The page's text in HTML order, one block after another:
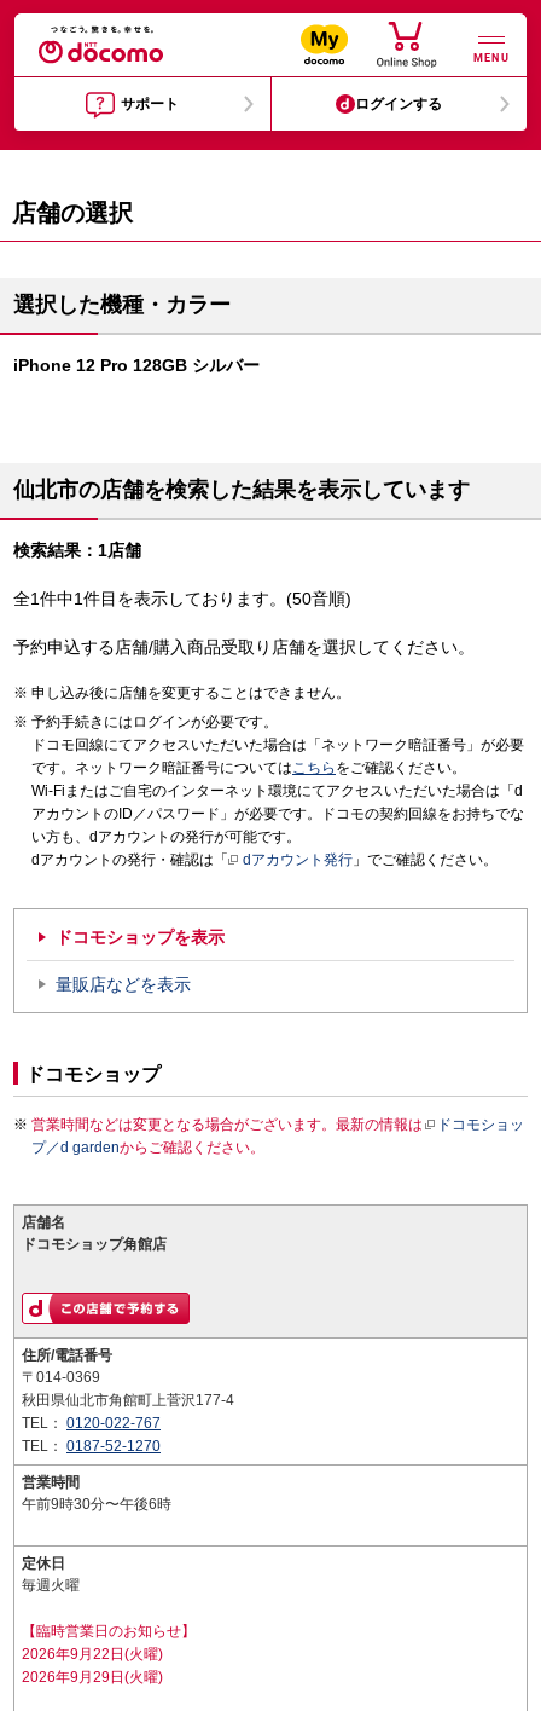
MENU
サポート ログインする
店舗の選択
選択した機種・カラー
iPhone 12 Pro 128GB シルバー
仙北市の店舗を検索した結果を表示しています
検索結果：1店舗
全1件中1件目を表示しております。(50音順)
予約申込する店舗/購入商品受取り店舗を選択してください。
申し込み後に店舗を変更することはできません。
予約手続きにはログインが必要です。
ドコモ回線にてアクセスいただいた場合は「ネットワーク暗証番号」が必要
です。ネットワーク暗証番号についてはこちら をご確認ください。
Wi-Fiまたはご自宅のインターネット環境にてアクセスいただいた場合は「d
アカウントのID／パスワード」が必要です。ドコモの契約回線をお持ちでな
い方も、dアカウントの発行が可能です。
dアカウントの発行・確認は「
dアカウント発行 」でご確認ください。
ドコモショップを表示
量販店などを表示
ドコモショップ
営業時間などは変更となる場合がございます。最新の情報は
ドコモショッ
プ／d gardenからご確認ください。
店舗名
ドコモショップ角館店
住所/電話番号
〒014-0369
秋田県仙北市角館町上菅沢177-4
TEL： 0120-022-767
TEL： 0187-52-1270
営業時間
午前9時30分〜午後6時
定休日
毎週火曜
【臨時営業日のお知らせ】
2026年9月22日(火曜)
2026年9月29日(火曜)